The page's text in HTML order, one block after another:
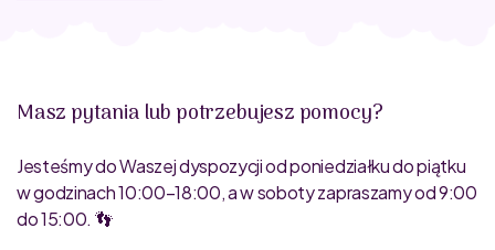
Masz pytania lub potrzebujesz pomocy?
Jesteśmy do Waszej dyspozycji od poniedziałku do piątku
w godzinach 10:00–18:00, a w soboty zapraszamy od 9:00
do 15:00. 👣